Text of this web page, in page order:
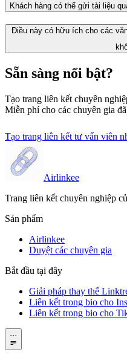
Khách hàng có thể gửi tài liệu
Điều này có hữu ích cho các
Sẵn sàng nổi bật?
Tạo trang liên kết chuyên
Miễn phí cho các chuyên gia
Tạo trang liên kết tư vấn viên
Airlinkee
Trang liên kết chuyên nghiệp
Sản phẩm
Airlinkee
Duyệt các chuyên gia
Bắt đầu tại đây
Giải pháp thay thế
Liên kết trong bio cho
Liên kết trong bio cho
···